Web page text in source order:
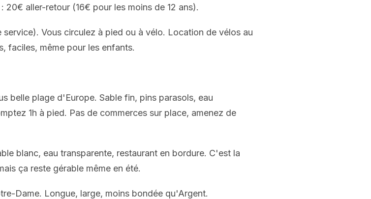
20€ aller-retour (16€ pour les moins de 12 ans).
Vous circulez à pied ou à vélo. Location de vélos au
faciles, même pour les enfants.
belle plage d'Europe. Sable fin, pins parasols, eau
1h à pied. Pas de commerces sur place, amenez de
blanc, eau transparente, restaurant en bordure. C'est la
ça reste gérable même en été.
Dame. Longue, large, moins bondée qu'Argent.